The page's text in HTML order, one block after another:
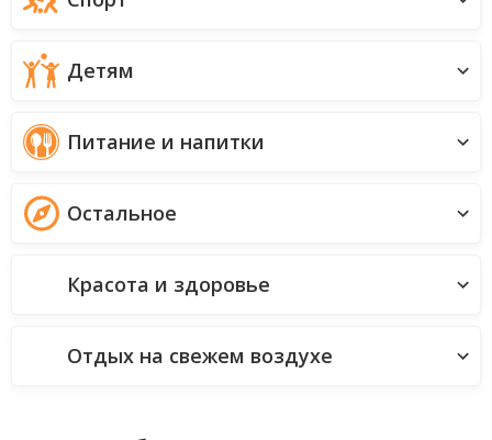
Детям
Питание и напитки
Остальное
Красота и здоровье
Отдых на свежем воздухе